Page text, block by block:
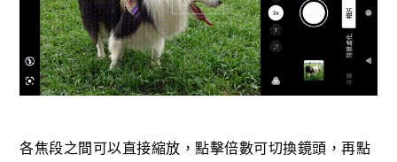
各焦段之間可以直接縮放，點擊倍數可切換鏡頭，再點